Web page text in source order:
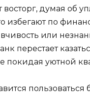
думая об
избегают по
или
перестает
покидая уютной